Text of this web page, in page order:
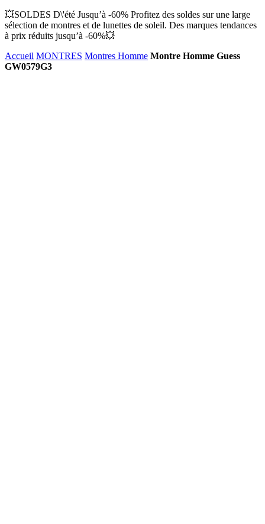
💥SOLDES D\'été Jusqu’à -60% Profitez des soldes sur une large
sélection de montres et de lunettes de soleil. Des marques tendances
à prix réduits jusqu’à -60%💥
Accueil MONTRES Montres Homme Montre Homme Guess
GW0579G3